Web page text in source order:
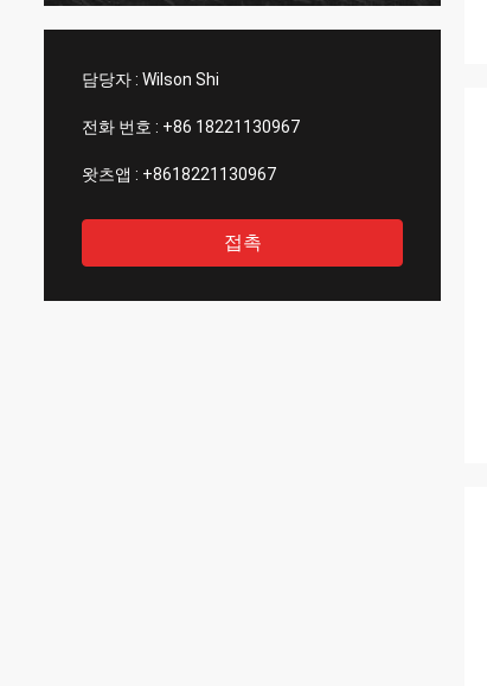
담당자 : Wilson Shi
전화 번호 : +86 18221130967
왓츠앱 : +8618221130967
접촉